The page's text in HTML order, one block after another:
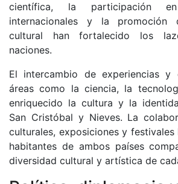
científica, la participación en
internacionales y la promoción
cultural han fortalecido los
naciones.
El intercambio de experiencias y
áreas como la ciencia, la
enriquecido la cultura y la
San Cristóbal y Nieves. La
culturales, exposiciones y
habitantes de ambos países
diversidad cultural y artística de